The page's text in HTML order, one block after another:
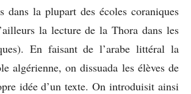
dans la plupart des écoles coraniques
la lecture de la Thora dans les
En faisant de l’arabe littéral la
algérienne, on dissuada les élèves de
idée d’un texte. On introduisit ainsi